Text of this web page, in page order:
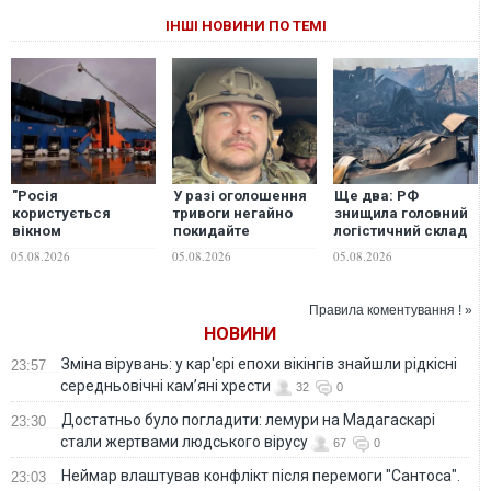
ІНШІ НОВИНИ ПО ТЕМІ
"Росія
користується
вікном
Майкл Кларк
05.08.2026
У разі оголошення
тривоги негайно
покидайте
попередив про
05.08.2026
Ще два: РФ
знищила головний
логістичний склад
та склад Toyota
05.08.2026
Правила коментування ! »
НОВИНИ
23:57
Зміна вірувань: у кар'єрі епохи вікінгів знайшли рідкісні
середньовічні кам’яні хрести
32 0
23:30
Достатньо було погладити: лемури на Мадагаскарі
стали жертвами людського вірусу
67 0
23:03
Неймар влаштував конфлікт після перемоги "Сантоса".